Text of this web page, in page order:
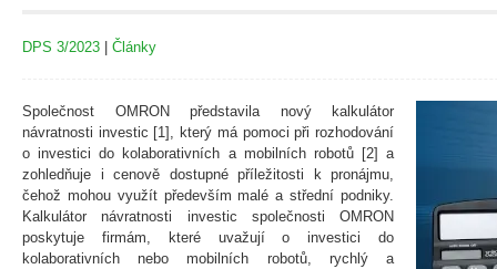
DPS 3/2023 | Články
Společnost OMRON představila nový kalkulátor
návratnosti investic [1], který má pomoci při rozhodování
o investici do kolaborativních a mobilních robotů [2] a
zohledňuje i cenově dostupné příležitosti k pronájmu,
čehož mohou využít především malé a střední podniky.
Kalkulátor návratnosti investic společnosti OMRON
poskytuje firmám, které uvažují o investici do
kolaborativních nebo mobilních robotů, rychlý a